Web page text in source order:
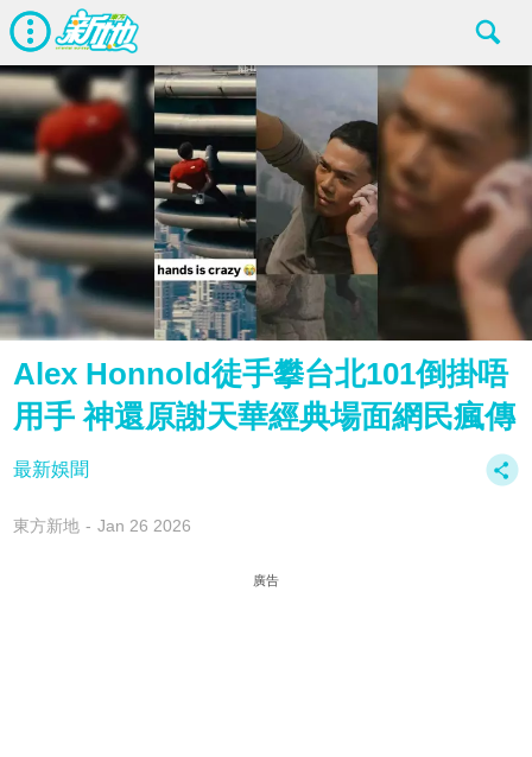
Alex Honnold徒手攀台北101倒掛唔
用手 神還原謝天華經典場面網民瘋傳
最新娛聞
東方新地 Jan 26 2026
廣告